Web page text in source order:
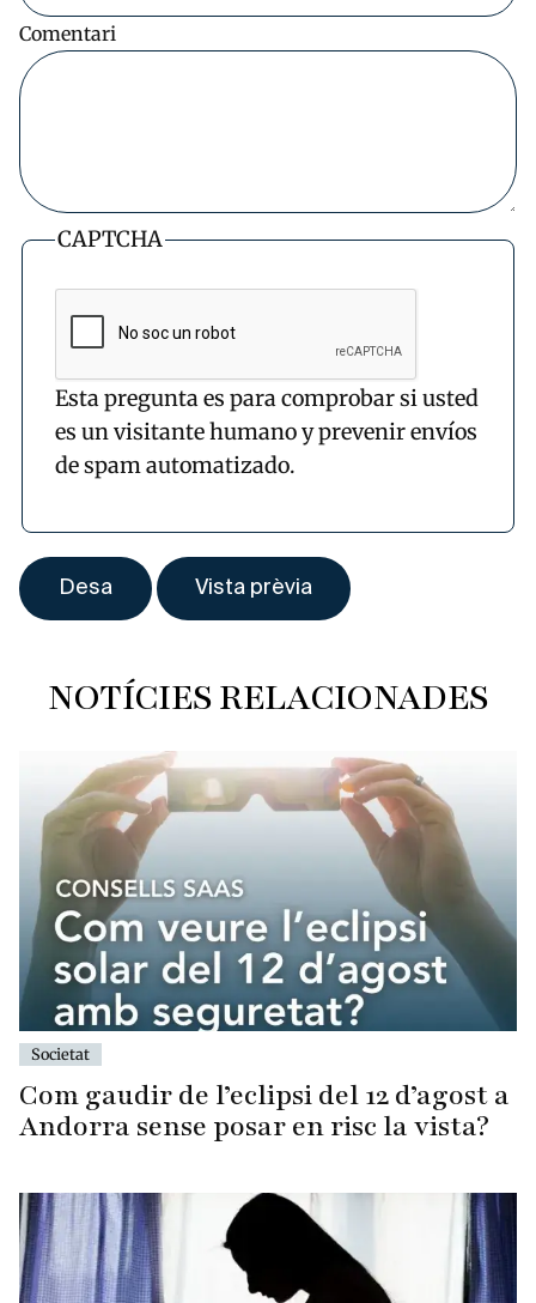
Comentari
CAPTCHA
Esta pregunta es para comprobar si usted
es un visitante humano y prevenir envíos
de spam automatizado.
NOTÍCIES RELACIONADES
Societat
Com gaudir de l’eclipsi del 12 d’agost a
Andorra sense posar en risc la vista?